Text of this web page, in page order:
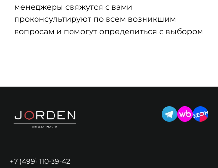
менеджеры свяжутся с вами
проконсультируют по всем возникшим
вопросам и помогут определиться с выбором
+7 (499) 110-39-42